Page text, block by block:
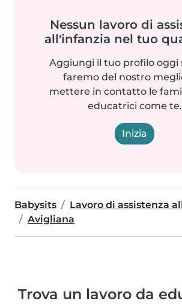
Nessun lavoro di
all'infanzia nel tuo
Aggiungi il tuo profilo oggi
faremo del nostro
mettere in contatto le
educatrici come te.
Inizia
Babysits
Lavoro di assistenza
Avigliana
Trova un lavoro da